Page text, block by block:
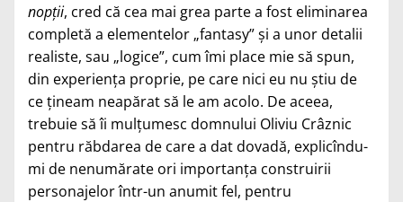
nopţii, cred că cea mai grea parte a fost eliminarea
completă a elementelor „fantasy” şi a unor detalii
realiste, sau „logice”, cum îmi place mie să spun,
din experienţa proprie, pe care nici eu nu ştiu de
ce ţineam neapărat să le am acolo. De aceea,
trebuie să îi mulţumesc domnului Oliviu Crâznic
pentru răbdarea de care a dat dovadă, explicîndu-
mi de nenumărate ori importanţa construirii
personajelor într-un anumit fel, pentru